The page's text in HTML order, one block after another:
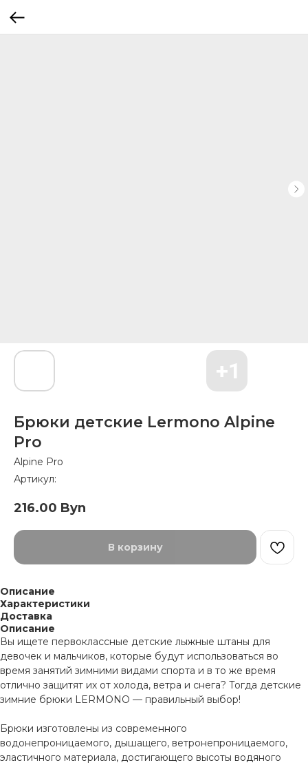
Брюки детские Lermono Alpine
Pro
Alpine Pro
Артикул:
216.00 Byn
В корзину
Описание
Характеристики
Доставка
Описание
Вы ищете первоклассные детские лыжные штаны для
девочек и мальчиков, которые будут использоваться во
время занятий зимними видами спорта и в то же время
отлично защитят их от холода, ветра и снега? Тогда детские
зимние брюки LERMONO — правильный выбор!
Брюки изготовлены из современного
водонепроницаемого, дышащего, ветронепроницаемого,
эластичного материала, достигающего высоты водяного